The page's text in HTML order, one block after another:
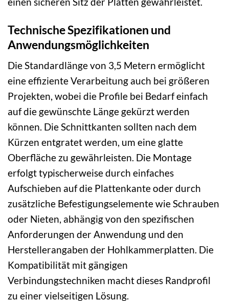
Technische Spezifikationen und
Anwendungsmöglichkeiten
Die Standardlänge von 3,5 Metern ermöglicht
eine effiziente Verarbeitung auch bei größeren
Projekten, wobei die Profile bei Bedarf einfach
auf die gewünschte Länge gekürzt werden
können. Die Schnittkanten sollten nach dem
Kürzen entgratet werden, um eine glatte
Oberfläche zu gewährleisten. Die Montage
erfolgt typischerweise durch einfaches
Aufschieben auf die Plattenkante oder durch
zusätzliche Befestigungselemente wie Schrauben
oder Nieten, abhängig von den spezifischen
Anforderungen der Anwendung und den
Herstellerangaben der Hohlkammerplatten. Die
Kompatibilität mit gängigen
Verbindungstechniken macht dieses Randprofil
zu einer vielseitigen Lösung.